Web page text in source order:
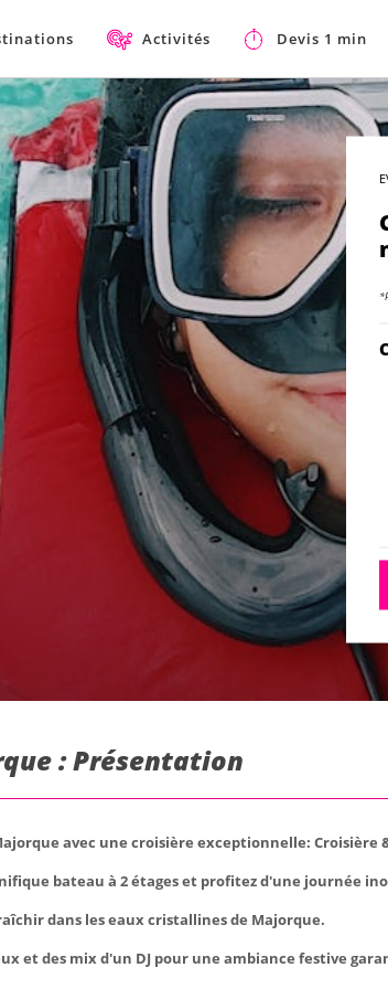
Activités Devis 1 min
: Présentation
avec une croisière exceptionnelle: Croisière
bateau à 2 étages et profitez d'une journée
dans les eaux cristallines de Majorque.
et des mix d'un DJ pour une ambiance festive